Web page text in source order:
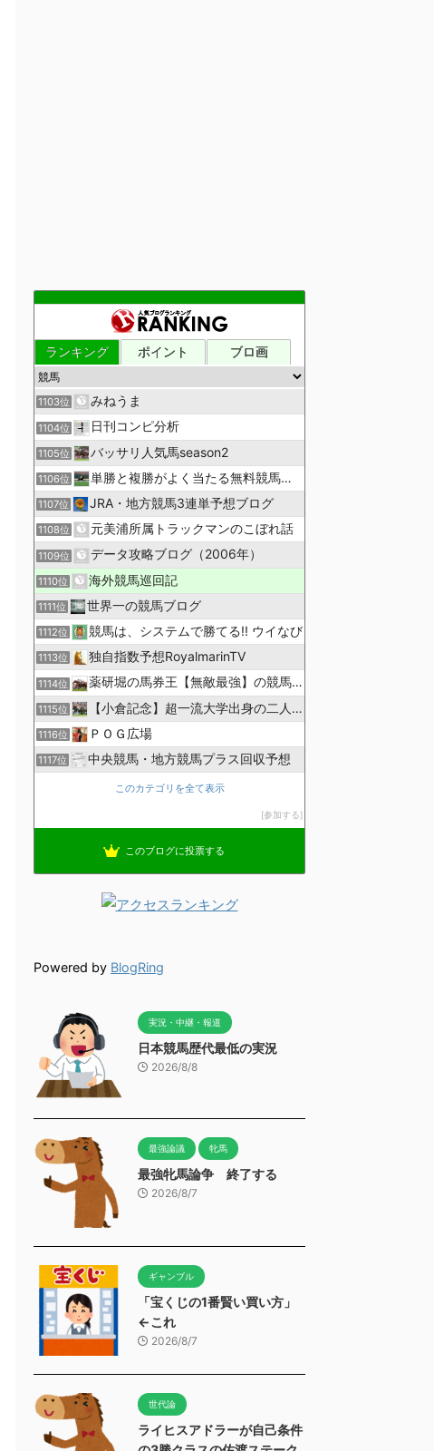
ランキング ポイント ブロ画
1103位 みねうま
1104位 日刊コンピ分析
1105位 バッサリ人気馬season2
1106位 単勝と複勝がよく当たる無料競馬予想ブログ
1107位 JRA・地方競馬3連単予想ブログ
1108位 元美浦所属トラックマンのこぼれ話
1109位 データ攻略ブログ（2006年）
1110位 海外競馬巡回記
1111位 世界一の競馬ブログ
1112位 競馬は、システムで勝てる!! ウイなび
1113位 独自指数予想RoyalmarinTV
1114位 薬研堀の馬券王【無敵最強】の競馬予想
1115位 【小倉記念】超一流大学出身の二人で理論競馬
1116位 ＰＯＧ広場
1117位 中央競馬・地方競馬プラス回収予想
このカテゴリを全て表示
参加する
このブログに投票する
Powered by BlogRing
実況・中継・報道
日本競馬歴代最低の実況
2026/8/8
最強論議 牝馬
最強牝馬論争 終了する
2026/8/7
ギャンブル
「宝くじの1番賢い買い方」
←これ
2026/8/7
世代論
ライヒスアドラーが自己条件